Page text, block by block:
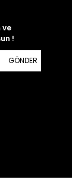
ve
!
GÖNDER